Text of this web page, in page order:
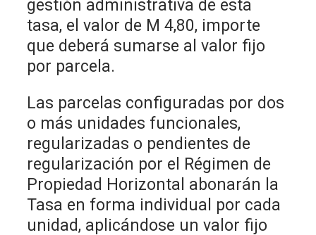
gestión administrativa de esta
tasa, el valor de M 4,80, importe
que deberá sumarse al valor fijo
por parcela.
Las parcelas configuradas por dos
o más unidades funcionales,
regularizadas o pendientes de
regularización por el Régimen de
Propiedad Horizontal abonarán la
Tasa en forma individual por cada
unidad, aplicándose un valor fijo